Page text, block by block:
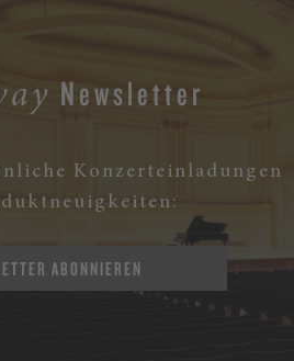
Newsletter
Konzerteinladungen
ABONNIEREN